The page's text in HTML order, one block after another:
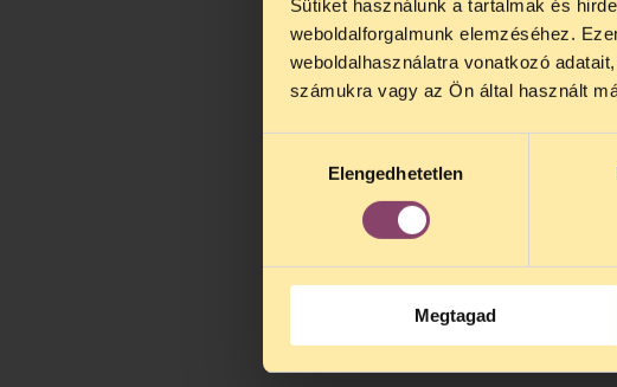
Sütiket használunk a tartalmak és
weboldalforgalmunk elemzéséhez.
weboldalhasználatra vonatkozó
számukra vagy az Ön által használt
kiválasztásaElengedhetetlen
Megtagad